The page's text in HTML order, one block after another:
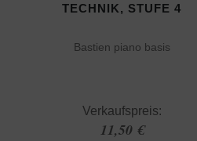
TECHNIK, STUFE 4
Bastien piano basis
Verkaufspreis:
11,50 €